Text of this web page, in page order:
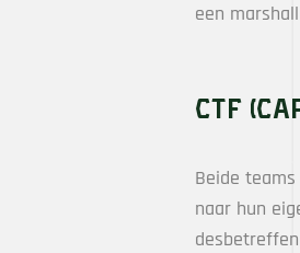
een marshall
CTF
Beide
naar hun